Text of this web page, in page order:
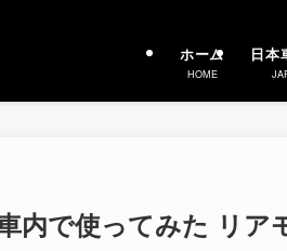
ホーム
HOME
日本
内で使ってみた リア